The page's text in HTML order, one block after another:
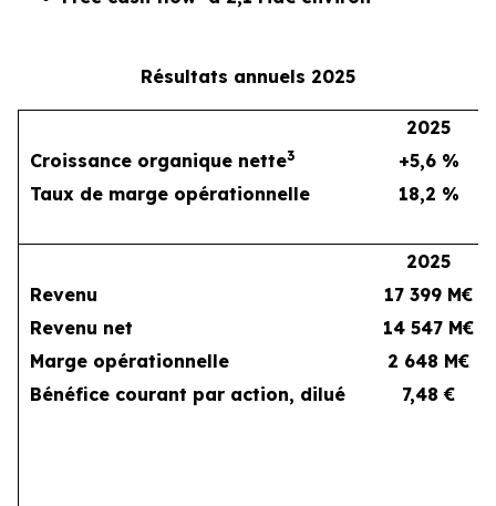
Résultats annuels 2025
2025
Croissance organique nette3
+5,6 %
Taux de marge opérationnelle
18,2 %
2025
Revenu
17 399 M€
Revenu net
14 547 M€
Marge opérationnelle
2 648 M€
Bénéfice courant par action, dilué
7,48 €